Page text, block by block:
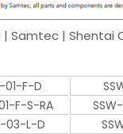
Samtec | Shentai
01-F-D
F-S-RA
03-L-D